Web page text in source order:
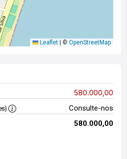
Leaflet © OpenStreetMap
580.000,00
Consulte-nos
580.000,00